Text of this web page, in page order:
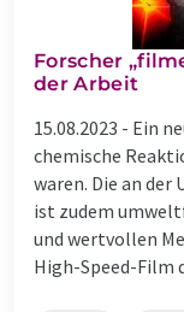
Forscher
der Arbeit
15.08.2023 - Ein
chemische
waren. Die an
ist zudem
und wertvollen
High-Speed-Film